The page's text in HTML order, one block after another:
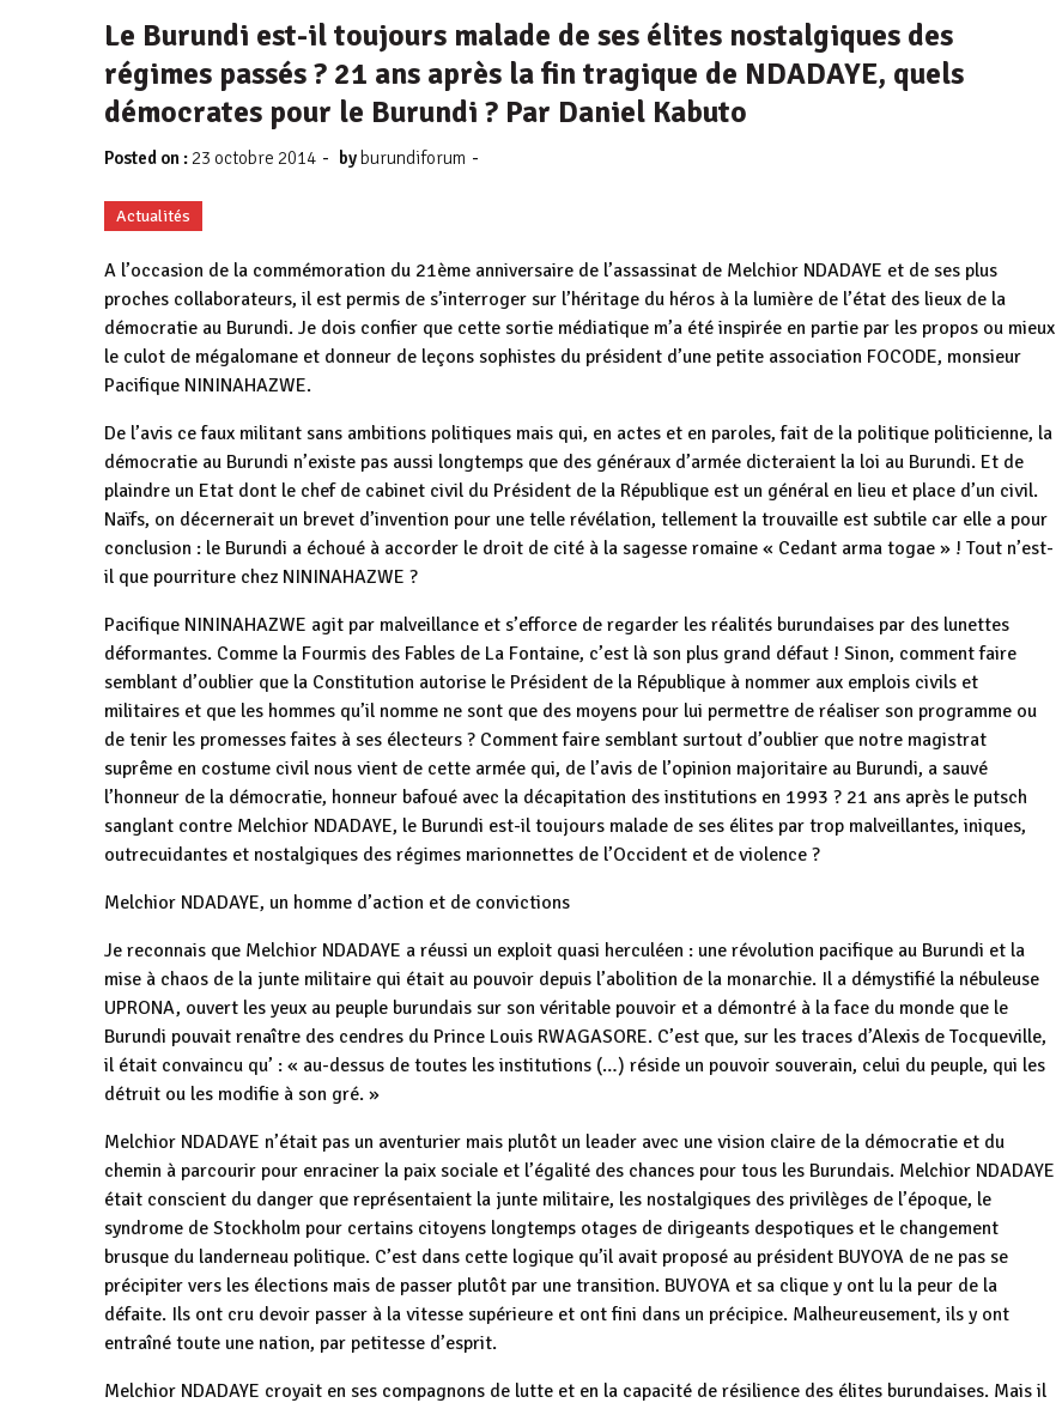
Le Burundi est-il toujours malade de ses élites nostalgiques des
régimes passés ? 21 ans après la fin tragique de NDADAYE, quels
démocrates pour le Burundi ? Par Daniel Kabuto
Posted on : 23 octobre 2014 - by burundiforum -
Actualités
A l’occasion de la commémoration du 21ème anniversaire de l’assassinat de Melchior NDADAYE et de ses plus
proches collaborateurs, il est permis de s’interroger sur l’héritage du héros à la lumière de l’état des lieux de la
démocratie au Burundi. Je dois confier que cette sortie médiatique m’a été inspirée en partie par les propos ou mieux
le culot de mégalomane et donneur de leçons sophistes du président d’une petite association FOCODE, monsieur
Pacifique NININAHAZWE.
De l’avis ce faux militant sans ambitions politiques mais qui, en actes et en paroles, fait de la politique politicienne, la
démocratie au Burundi n’existe pas aussi longtemps que des généraux d’armée dicteraient la loi au Burundi. Et de
plaindre un Etat dont le chef de cabinet civil du Président de la République est un général en lieu et place d’un civil.
Naïfs, on décernerait un brevet d’invention pour une telle révélation, tellement la trouvaille est subtile car elle a pour
conclusion : le Burundi a échoué à accorder le droit de cité à la sagesse romaine « Cedant arma togae » ! Tout n’est-
il que pourriture chez NININAHAZWE ?
Pacifique NININAHAZWE agit par malveillance et s’efforce de regarder les réalités burundaises par des lunettes
déformantes. Comme la Fourmis des Fables de La Fontaine, c’est là son plus grand défaut ! Sinon, comment faire
semblant d’oublier que la Constitution autorise le Président de la République à nommer aux emplois civils et
militaires et que les hommes qu’il nomme ne sont que des moyens pour lui permettre de réaliser son programme ou
de tenir les promesses faites à ses électeurs ? Comment faire semblant surtout d’oublier que notre magistrat
suprême en costume civil nous vient de cette armée qui, de l’avis de l’opinion majoritaire au Burundi, a sauvé
l’honneur de la démocratie, honneur bafoué avec la décapitation des institutions en 1993 ? 21 ans après le putsch
sanglant contre Melchior NDADAYE, le Burundi est-il toujours malade de ses élites par trop malveillantes, iniques,
outrecuidantes et nostalgiques des régimes marionnettes de l’Occident et de violence ?
Melchior NDADAYE, un homme d’action et de convictions
Je reconnais que Melchior NDADAYE a réussi un exploit quasi herculéen : une révolution pacifique au Burundi et la
mise à chaos de la junte militaire qui était au pouvoir depuis l’abolition de la monarchie. Il a démystifié la nébuleuse
UPRONA, ouvert les yeux au peuple burundais sur son véritable pouvoir et a démontré à la face du monde que le
Burundi pouvait renaître des cendres du Prince Louis RWAGASORE. C’est que, sur les traces d’Alexis de Tocqueville,
il était convaincu qu’ : « au-dessus de toutes les institutions (…) réside un pouvoir souverain, celui du peuple, qui les
détruit ou les modifie à son gré. »
Melchior NDADAYE n’était pas un aventurier mais plutôt un leader avec une vision claire de la démocratie et du
chemin à parcourir pour enraciner la paix sociale et l’égalité des chances pour tous les Burundais. Melchior NDADAYE
était conscient du danger que représentaient la junte militaire, les nostalgiques des privilèges de l’époque, le
syndrome de Stockholm pour certains citoyens longtemps otages de dirigeants despotiques et le changement
brusque du landerneau politique. C’est dans cette logique qu’il avait proposé au président BUYOYA de ne pas se
précipiter vers les élections mais de passer plutôt par une transition. BUYOYA et sa clique y ont lu la peur de la
défaite. Ils ont cru devoir passer à la vitesse supérieure et ont fini dans un précipice. Malheureusement, ils y ont
entraîné toute une nation, par petitesse d’esprit.
Melchior NDADAYE croyait en ses compagnons de lutte et en la capacité de résilience des élites burundaises. Mais il